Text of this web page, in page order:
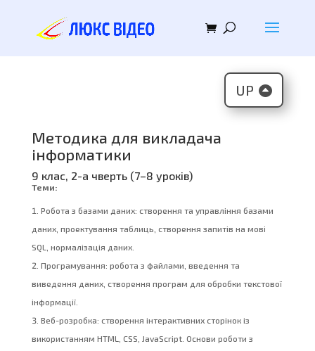
UP
Методика для викладача
інформатики
9 клас, 2-а чверть (7–8 уроків)
Теми:
Робота з базами даних: створення та управління базами
даних, проектування таблиць, створення запитів на мові
SQL, нормалізація даних.
Програмування: робота з файлами, введення та
виведення даних, створення програм для обробки текстової
інформації.
Веб-розробка: створення інтерактивних сторінок із
використанням HTML, CSS, JavaScript. Основи роботи з